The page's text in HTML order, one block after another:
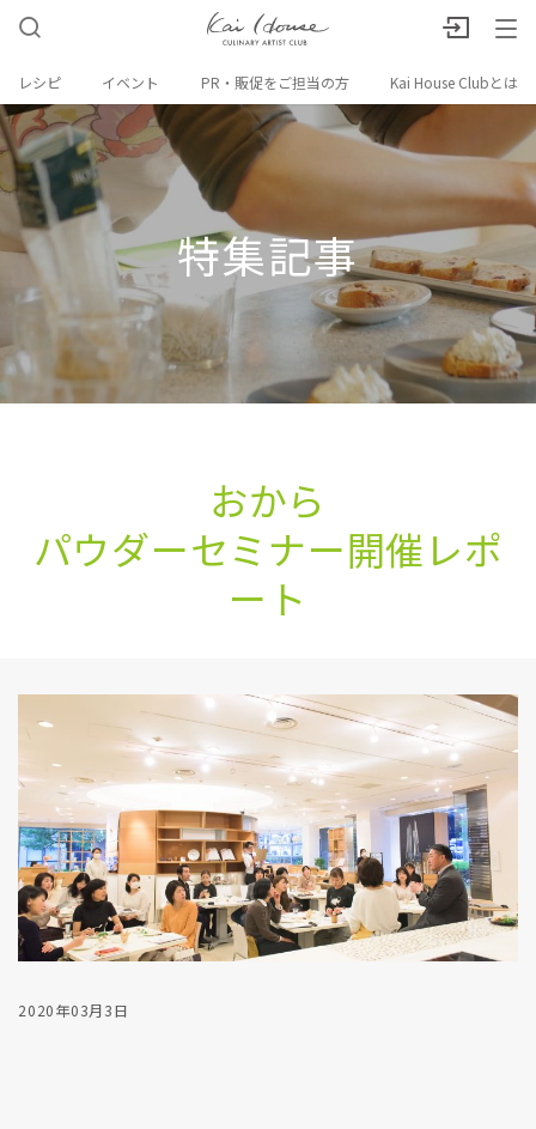
レシピ イベント PR・販促をご担当の方 Kai House Clubとは
特集記事
おから​
パウダーセミナー開催レポ
ート
2020年03月3日